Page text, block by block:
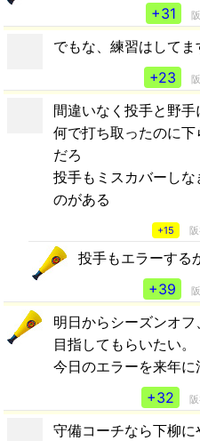
+31
阪
でもな、練習はして
+23
阪
間違いなく投手と野
何で打ち取ったのに
だろ
投手もミスカバーし
のがある
+15 阪
投手もエラーする
+39
阪
明日からシーズンオ
目指してもらいたい。
今日のエラーを来年に
+32
阪
守備コーチなら下柳